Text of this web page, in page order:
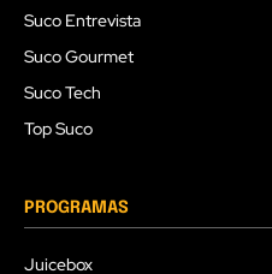
Suco Entrevista
Suco Gourmet
Suco Tech
Top Suco
PROGRAMAS
Juicebox